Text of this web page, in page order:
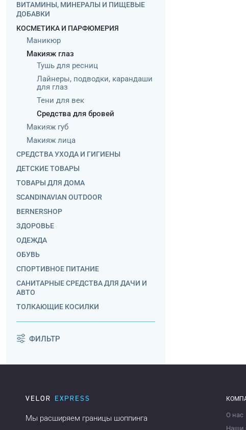
ВИТАМИНЫ, МИНЕРАЛЫ И ПИЩЕВЫЕ
ДОБАВКИ
КОСМЕТИКА И ПАРФЮМЕРИЯ
Маникюр
Макияж глаз
Тушь для ресниц
Лайнеры, подводки, карандаши
для глаз
Тени для век
Средства для бровей
Макияж губ
Макияж лица
СРЕДСТВА УХОДА И ГИГИЕНЫ
ДЕТСКИЕ ТОВАРЫ
ТОВАРЫ ДЛЯ ДОМА
SCANDINAVIAN OUTDOOR
BERNERSHOP
ЗДОРОВЬЕ
ОДЕЖДА
ОБУВЬ
СПОРТИВНОЕ ПИТАНИЕ
САНИТАРНЫЕ СРЕДСТВА ДЛЯ ДАЧИ И
АВТО
ТОЛКАЮЩИЕ КОСИЛКИ
ФИЛЬТР
Мы расширяем границы шоппинга
О нас
Наши